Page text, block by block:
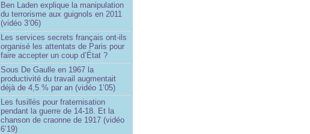
Ben Laden explique la manipulation
du terrorisme aux guignols en 2011
(vidéo 3’06)
Les services secrets français ont-ils
organisé les attentats de Paris pour
faire accepter un coup d’État ?
Sous De Gaulle en 1967 la
productivité du travail augmentait
déjà de 4,5 % par an (vidéo 1’05)
Les fusillés pour fraternisation
pendant la guerre de 14-18. Et la
chanson de craonne de 1917 (vidéo
6’19)